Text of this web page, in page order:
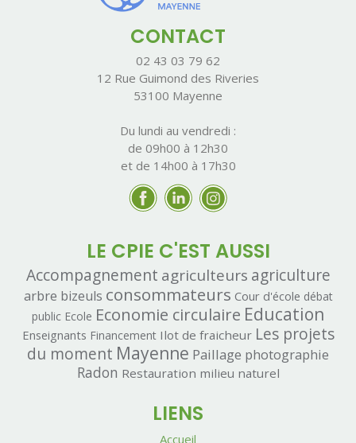
CONTACT
02 43 03 79 62
12 Rue Guimond des Riveries
53100 Mayenne
Du lundi au vendredi :
de 09h00 à 12h30
et de 14h00 à 17h30
LE CPIE C'EST AUSSI
Accompagnement agriculteurs agriculture
arbre bizeuls consommateurs Cour d'école débat
public Ecole Economie circulaire Education
Enseignants Financement Ilot de fraicheur Les projets
du moment Mayenne Paillage photographie
Radon Restauration milieu naturel
LIENS
Accueil